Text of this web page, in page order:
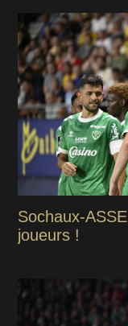
Sochaux-
joueurs !